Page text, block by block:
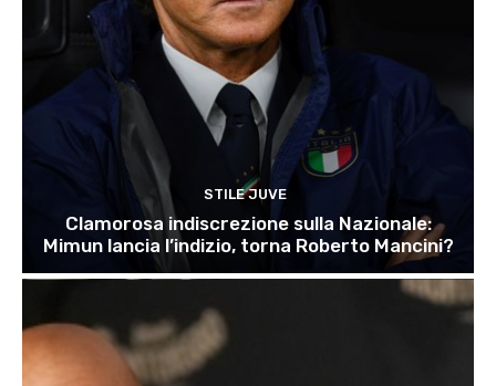
STILE JUVE
Clamorosa indiscrezione sulla Nazionale:
Mimun lancia l’indizio, torna Roberto Mancini?